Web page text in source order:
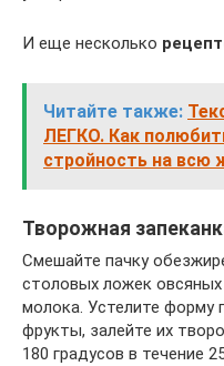
И еще несколько
Читайте также:
ЛЕГКО. Как
стройность на всю
Творожная
Смешайте пачку
столовых ложек
молока. Устелите форму
фрукты, залейте их
180 градусов в течение